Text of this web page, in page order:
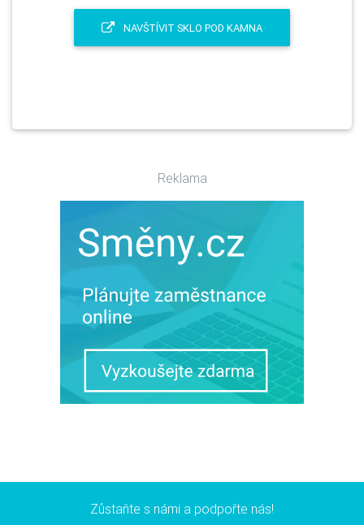
NAVŠTÍVIT SKLO POD KAMNA
Reklama
Zůstaňte s námi a podpořte nás!